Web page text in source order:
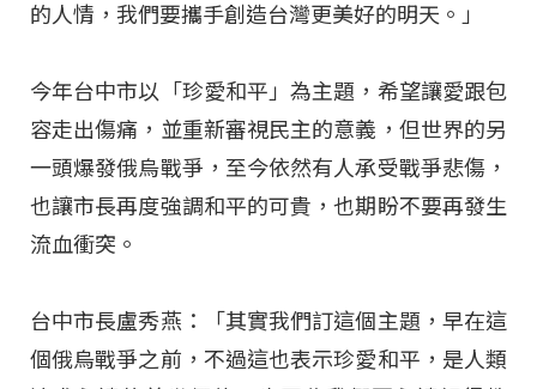
的人情，我們要攜手創造台灣更美好的明天。」
今年台中市以「珍愛和平」為主題，希望讓愛跟包
容走出傷痛，並重新審視民主的意義，但世界的另
一頭爆發俄烏戰爭，至今依然有人承受戰爭悲傷，
也讓市長再度強調和平的可貴，也期盼不要再發生
流血衝突。
台中市長盧秀燕：「其實我們訂這個主題，早在這
個俄烏戰爭之前，不過這也表示珍愛和平，是人類